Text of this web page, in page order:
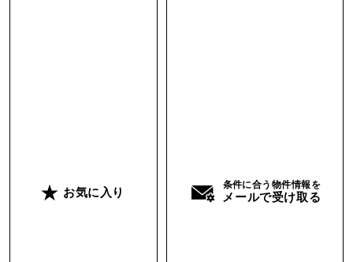
うわけでもなく、ひっそりと過ごせる穴場スポッ
お気に入り
条件に合う物件情報を
メールで受け取る